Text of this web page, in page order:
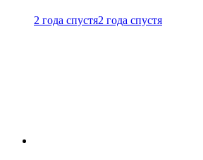
2 года спустя2 года спустя